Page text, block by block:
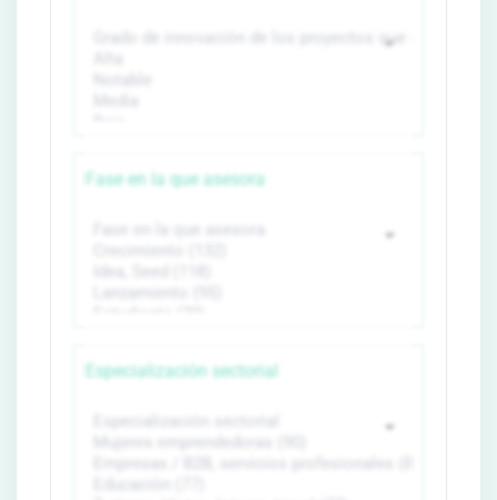
Fase en la que asesora
Especialización sectorial